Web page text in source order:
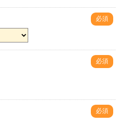
必須
必須
必須